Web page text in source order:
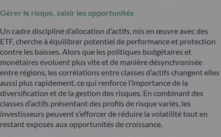
Gérer le risque, saisir les opportunités
Un cadre discipliné d’allocation d’actifs, mis en œuvre avec des
ETF, cherche à équilibrer potentiel de performance et protection
contre les baisses. Alors que les politiques budgétaires et
monétaires évoluent plus vite et de manière désynchronisée
entre régions, les corrélations entre classes d’actifs changent elles
aussi plus rapidement, ce qui renforce l’importance de la
diversification et de la gestion des risques. En combinant des
classes d’actifs présentant des profils de risque variés, les
investisseurs peuvent s’efforcer de réduire la volatilité tout en
restant exposés aux opportunités de croissance.